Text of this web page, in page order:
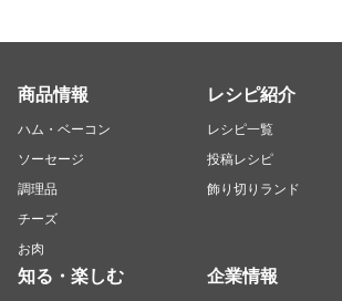
商品情報
ハム・ベーコン
ソーセージ
調理品
チーズ
お肉
レシピ紹介
レシピ一覧
投稿レシピ
飾り切りランド
知る・楽しむ 企業情報